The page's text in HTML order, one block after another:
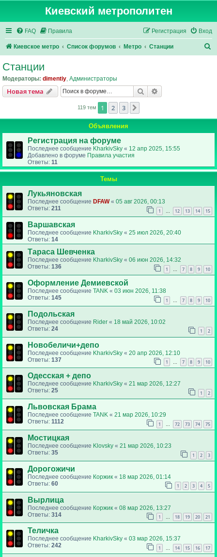
Киевский метрополитен
FAQ Правила Вход
Регистрация
Киевское метро Список форумов Метро Станции
Станции
Модераторы: dimentiy, Администраторы
Новая тема Поиск
119 тем 1 2 3
Объявления
Регистрация на форуме
Последнее сообщение KharkivSky « 12 апр 2025, 15:55
Добавлено в форуме Правила участия
Ответы: 11
Темы
Лукьяновская
Последнее сообщение DFAW« 05 авг 2026, 00:13
Ответы: 211 1 … 12 13 14 15
Варшавская
Последнее сообщение KharkivSky « 25 июл 2026, 20:40
Ответы: 14
Тараса Шевченка
Последнее сообщение KharkivSky « 06 июн 2026, 14:32
Ответы: 136 1 … 7 8 9 10
Оформление Демиевской
Последнее сообщение TANK « 03 июн 2026, 11:38
Ответы: 145 1 7 8 9 10
Подольская
Последнее сообщение Rider « 18 май 2026, 10:02
Ответы: 24 1 2
Новобеличи+депо
Последнее сообщение KharkivSky « 20 апр 2026, 12:10
Ответы: 137 1 … 7 8 9 10
Одесская + депо
Последнее сообщение KharkivSky « 21 мар 2026, 12:27
Ответы: 25 1 2
Львовская Брама
Последнее сообщение TANK « 21 мар 2026, 10:29
Ответы: 1112 1 … 72 73 74 75
Мостицкая
Последнее сообщение Klovsky « 21 мар 2026, 10:23
Ответы: 35 1 2 3
Дорогожичи
Последнее сообщение Коржик « 18 мар 2026, 01:14
Ответы: 60 1 2 3 4 5
Вырлица
Последнее сообщение Коржик « 08 мар 2026, 13:27
Ответы: 314 1 … 18 19 20 21
Теличка
Последнее сообщение KharkivSky « 03 мар 2026, 15:37
Ответы: 242 1 … 14 15 16 17